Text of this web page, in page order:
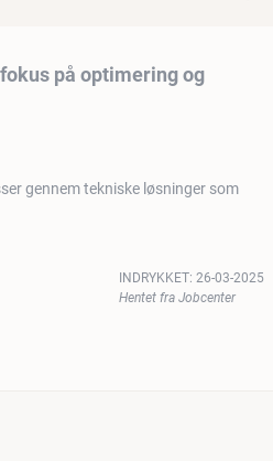
på optimering og
gennem tekniske løsninger som
INDRYKKET: 26-03-2025
Hentet fra Jobcenter